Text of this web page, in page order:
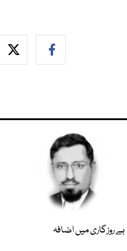
بے روزگاری میں اضافہ